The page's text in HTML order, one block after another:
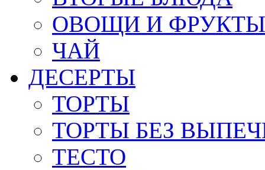
ОВОЩИ И ФРУКТЫ
ЧАЙ
ДЕСЕРТЫ
ТОРТЫ
ТОРТЫ БЕЗ
ТЕСТО